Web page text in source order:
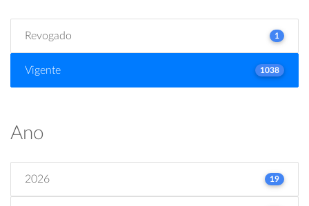
Revogado 1
Vigente 1038
Ano
2026 19